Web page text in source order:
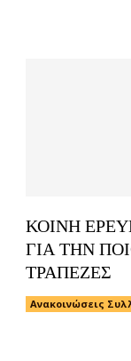
ΚΟΙΝΗ
ΓΙΑ ΤΗΝ
ΤΡΑΠΕΖΕΣ
Ανακοινώσεις